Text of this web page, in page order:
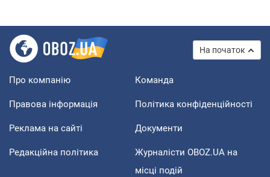
На початок
Про компанію Команда
Правова інформація Політика конфіденційності
Реклама на сайті Документи
Редакційна політика
Журналісти OBOZ.UA на
місці подій